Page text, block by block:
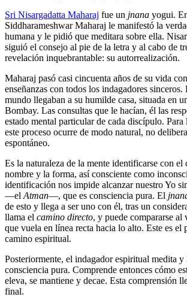
Sri Nisargadatta Maharaj fue un jnana yogui.
Siddharameshwar Maharaj le manifestó la
humana y le pidió que meditara sobre ella.
siguió el consejo al pie de la letra y al cabo de
revelación inquebrantable: su autorrealización.
Maharaj pasó casi cincuenta años de su vida
enseñanzas con todos los indagadores sinceros.
mundo llegaban a su humilde casa, situada en
Bombay. Las consultas que le hacían, él las
estado mental particular de cada discípulo. Para
este proceso ocurre de modo natural, no
espontáneo.
Es la naturaleza de la mente identificarse con el
nombre y la forma, así consciente como
identificación nos impide alcanzar nuestro Yo
―el Atman―, que es consciencia pura. El
de esto y llega a ser uno con él, tras un
llama el camino directo, y puede compararse al
que vuela en línea recta hacia lo alto. Este es el
camino espiritual.
Posteriormente, el indagador espiritual medita y
consciencia pura. Comprende entonces cómo
eleva, se mantiene y decae. Esta comprensión
final.